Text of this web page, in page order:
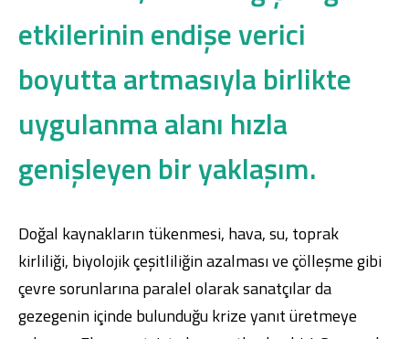
etkilerinin endişe verici
boyutta artmasıyla birlikte
uygulanma alanı hızla
genişleyen bir yaklaşım.
Doğal kaynakların tükenmesi, hava, su, toprak
kirliliği, biyolojik çeşitliliğin azalması ve çölleşme gibi
çevre sorunlarına paralel olarak sanatçılar da
gezegenin içinde bulunduğu krize yanıt üretmeye